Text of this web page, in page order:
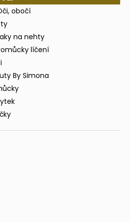
obočí
na nehty
líčení
By Simona
SIMONA BANÁN ORGANICKÉ
VYRÁBĚNÉ BAMBUCKÉ MÁSLO